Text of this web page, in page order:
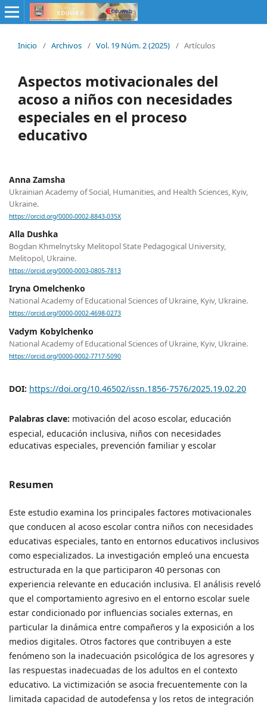
Inicio / Archivos / Vol. 19 Núm. 2 (2025) / Artículos
Aspectos motivacionales del
acoso a niños con necesidades
especiales en el proceso
educativo
Anna Zamsha
Ukrainian Academy of Social, Humanities, and Health Sciences, Kyiv,
Ukraine.
https://orcid.org/0000-0002-8843-035X
Alla Dushka
Bogdan Khmelnytsky Melitopol State Pedagogical University,
Melitopol, Ukraine.
https://orcid.org/0000-0003-0805-7813
Iryna Omelchenko
National Academy of Educational Sciences of Ukraine, Kyiv, Ukraine.
https://orcid.org/0000-0002-4698-0273
Vadym Kobylchenko
National Academy of Educational Sciences of Ukraine, Kyiv, Ukraine.
https://orcid.org/0000-0002-7717-5090
DOI: https://doi.org/10.46502/issn.1856-7576/2025.19.02.20
Palabras clave: motivación del acoso escolar, educación
especial, educación inclusiva, niños con necesidades
educativas especiales, prevención familiar y escolar
Resumen
Este estudio examina los principales factores motivacionales
que conducen al acoso escolar contra niños con necesidades
educativas especiales, tanto en entornos educativos inclusivos
como especializados. La investigación empleó una encuesta
estructurada en la que participaron 40 personas con
experiencia relevante en educación inclusiva. El análisis reveló
que el comportamiento agresivo en el entorno escolar suele
estar condicionado por influencias sociales externas, en
particular la dinámica entre compañeros y la exposición a los
medios digitales. Otros factores que contribuyen a este
fenómeno son la inadecuación psicológica de los agresores y
las respuestas inadecuadas de los adultos en el contexto
educativo. La victimización se asocia frecuentemente con la
limitada capacidad de autodefensa y los retos de integración